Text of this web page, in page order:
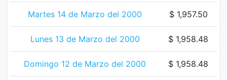
Martes 14 de Marzo del 2000 $ 1,957.50
Lunes 13 de Marzo del 2000 $ 1,958.48
Domingo 12 de Marzo del 2000 $ 1,958.48